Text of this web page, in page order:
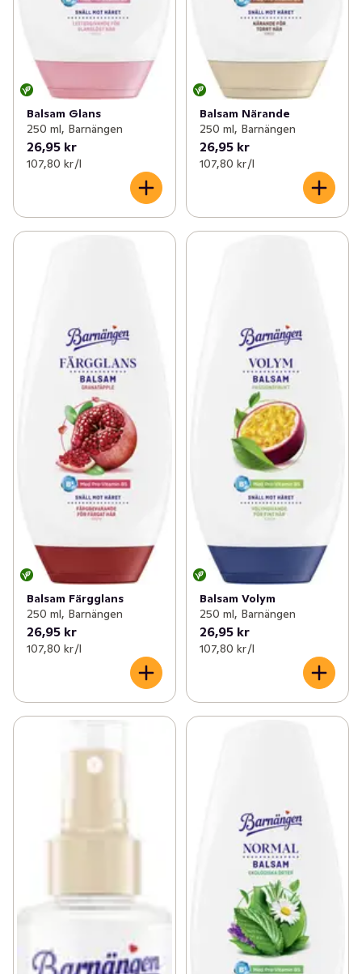
Balsam Glans
250 ml, Barnängen
26,95 kr
107,80 kr /l
Balsam Närande
250 ml, Barnängen
26,95 kr
107,80 kr /l
Balsam Färgglans
250 ml, Barnängen
26,95 kr
107,80 kr /l
Balsam Volym
250 ml, Barnängen
26,95 kr
107,80 kr /l